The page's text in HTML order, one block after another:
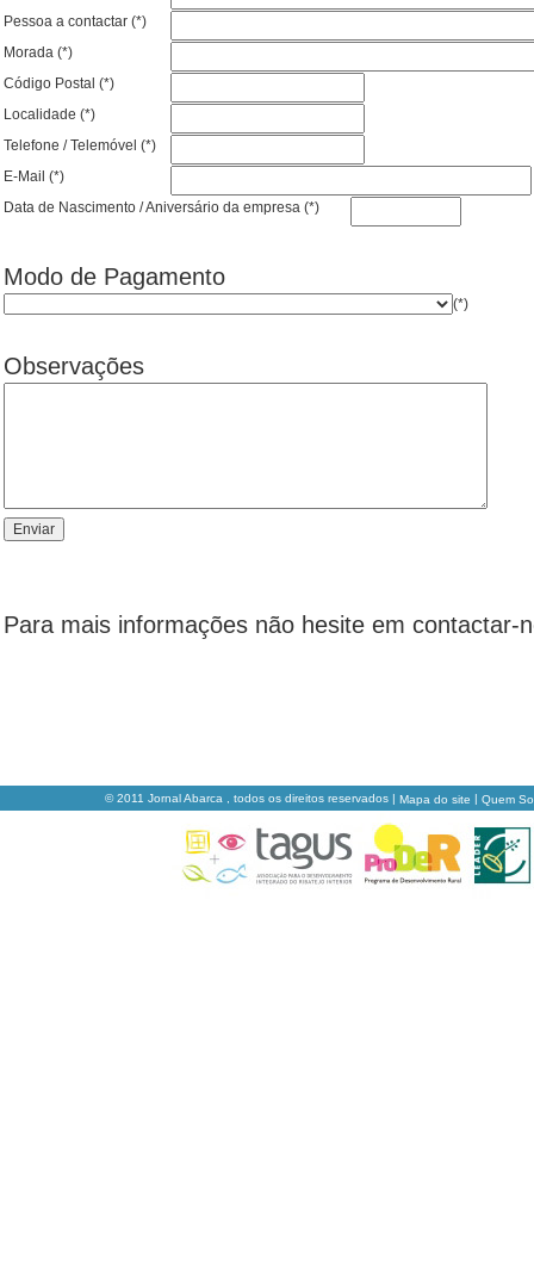
Pessoa a contactar (*)
Morada (*)
Código Postal (*)
Localidade (*)
Telefone / Telemóvel (*)
E-Mail (*)
Data de Nascimento / Aniversário da empresa (*)
Modo de Pagamento
(*)
Observações
Para mais informações não hesite em contactar-
© 2011 Jornal Abarca , todos os direitos reservados | Mapa do site | Quem